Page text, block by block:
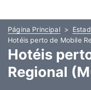
Página Principal
Hotéis perto de Mobile
Hotéis
Regional